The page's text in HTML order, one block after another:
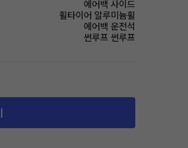
에어백 사이드
휠타이어 알루미늄휠
에어백 운전석
썬루프 썬루프